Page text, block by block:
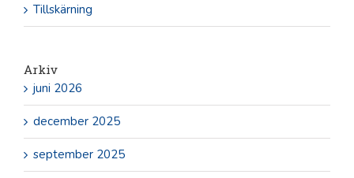
Tillskärning
Arkiv
juni 2026
december 2025
september 2025